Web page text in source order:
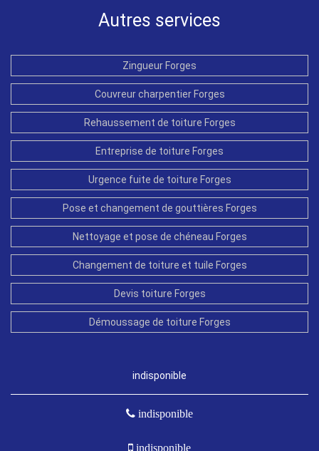
Autres services
Zingueur Forges
Couvreur charpentier Forges
Rehaussement de toiture Forges
Entreprise de toiture Forges
Urgence fuite de toiture Forges
Pose et changement de gouttières Forges
Nettoyage et pose de chéneau Forges
Changement de toiture et tuile Forges
Devis toiture Forges
Démoussage de toiture Forges
indisponible
indisponible
indisponible